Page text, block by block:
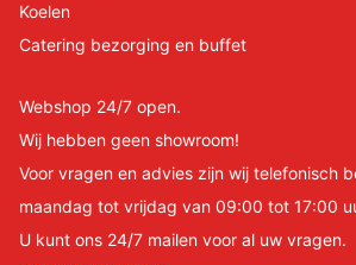
Koelen
Catering bezorging en buffet
Webshop 24/7 open.
Wij hebben geen showroom!
Voor vragen en advies zijn wij telefonisch
maandag tot vrijdag van 09:00 tot 17:00
U kunt ons 24/7 mailen voor al uw vragen.